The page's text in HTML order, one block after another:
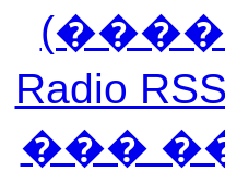
Radio
���